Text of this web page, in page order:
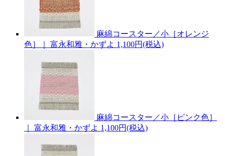
麻綿コースター／小［オレンジ
色］｜ 富永和雅・かずよ 1,100円(税込)
麻綿コースター／小［ピンク色］
｜ 富永和雅・かずよ 1,100円(税込)